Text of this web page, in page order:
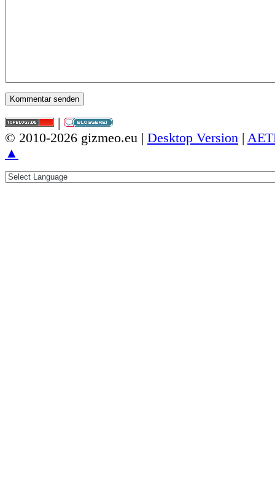
|
© 2010-2026 gizmeo.eu | Desktop Version |
▲